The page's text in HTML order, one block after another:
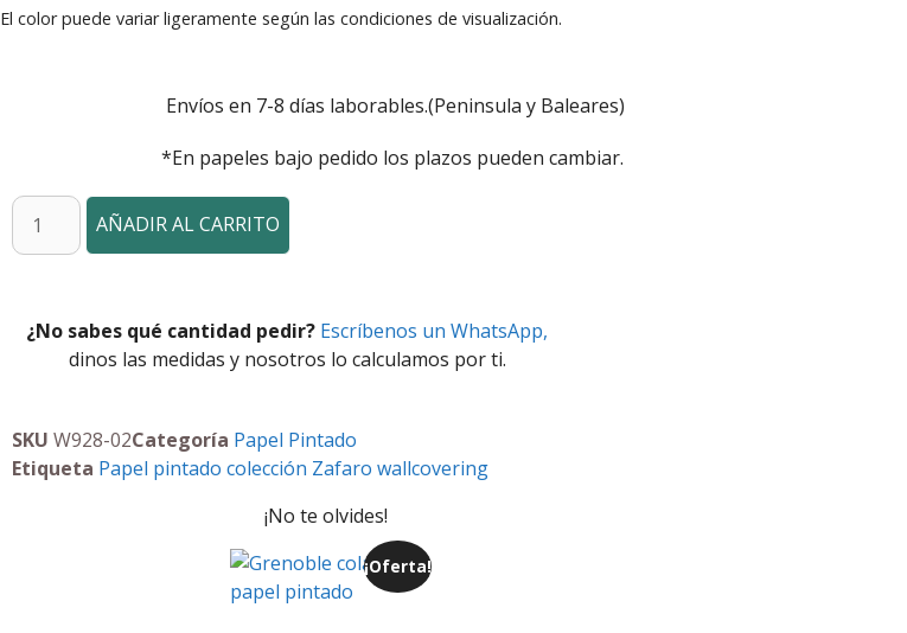
El color puede variar ligeramente según las condiciones de visualización.
Envíos en 7-8 días laborables.(Peninsula y Baleares)
*En papeles bajo pedido los plazos pueden cambiar.
AÑADIR AL CARRITO
¿No sabes qué cantidad pedir? Escríbenos un WhatsApp,
dinos las medidas y nosotros lo calculamos por ti.
SKU W928-02Categoría Papel Pintado
Etiqueta Papel pintado colección Zafaro wallcovering
¡No te olvides!
¡Oferta!